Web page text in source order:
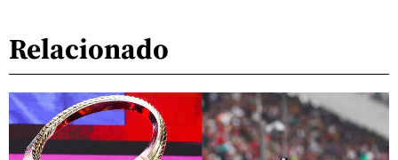
Relacionado